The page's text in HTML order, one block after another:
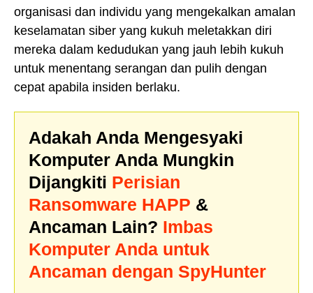
organisasi dan individu yang mengekalkan amalan
keselamatan siber yang kukuh meletakkan diri
mereka dalam kedudukan yang jauh lebih kukuh
untuk menentang serangan dan pulih dengan
cepat apabila insiden berlaku.
Adakah Anda Mengesyaki
Komputer Anda Mungkin
Dijangkiti Perisian
Ransomware HAPP &
Ancaman Lain? Imbas
Komputer Anda untuk
Ancaman dengan SpyHunter